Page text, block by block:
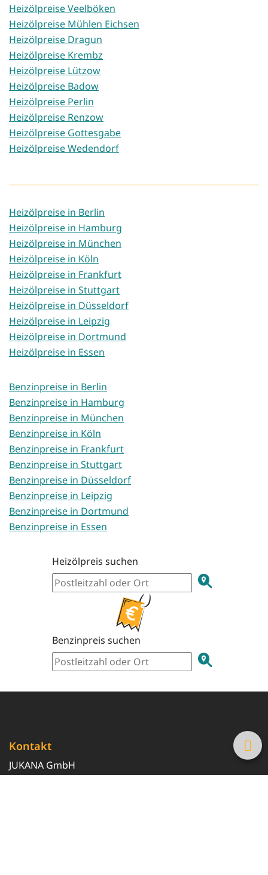
Heizölpreise Veelböken
Heizölpreise Mühlen Eichsen
Heizölpreise Dragun
Heizölpreise Krembz
Heizölpreise Lützow
Heizölpreise Badow
Heizölpreise Perlin
Heizölpreise Renzow
Heizölpreise Gottesgabe
Heizölpreise Wedendorf
Heizölpreise in Berlin
Heizölpreise in Hamburg
Heizölpreise in München
Heizölpreise in Köln
Heizölpreise in Frankfurt
Heizölpreise in Stuttgart
Heizölpreise in Düsseldorf
Heizölpreise in Leipzig
Heizölpreise in Dortmund
Heizölpreise in Essen
Benzinpreise in Berlin
Benzinpreise in Hamburg
Benzinpreise in München
Benzinpreise in Köln
Benzinpreise in Frankfurt
Benzinpreise in Stuttgart
Benzinpreise in Düsseldorf
Benzinpreise in Leipzig
Benzinpreise in Dortmund
Benzinpreise in Essen
Heizölpreis suchen
Benzinpreis suchen
Kontakt
JUKANA GmbH